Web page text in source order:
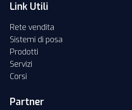
Link Utili
Rete vendita
Sistemi di posa
Prodotti
Servizi
Corsi
Partner